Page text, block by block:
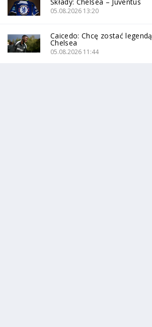
05.08.2026 13:20
Caicedo: Chcę zostać legendą
Chelsea
05.08.2026 11:44